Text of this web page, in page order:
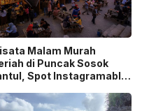
Malam Murah
di Puncak Sosok
Spot Instagramable